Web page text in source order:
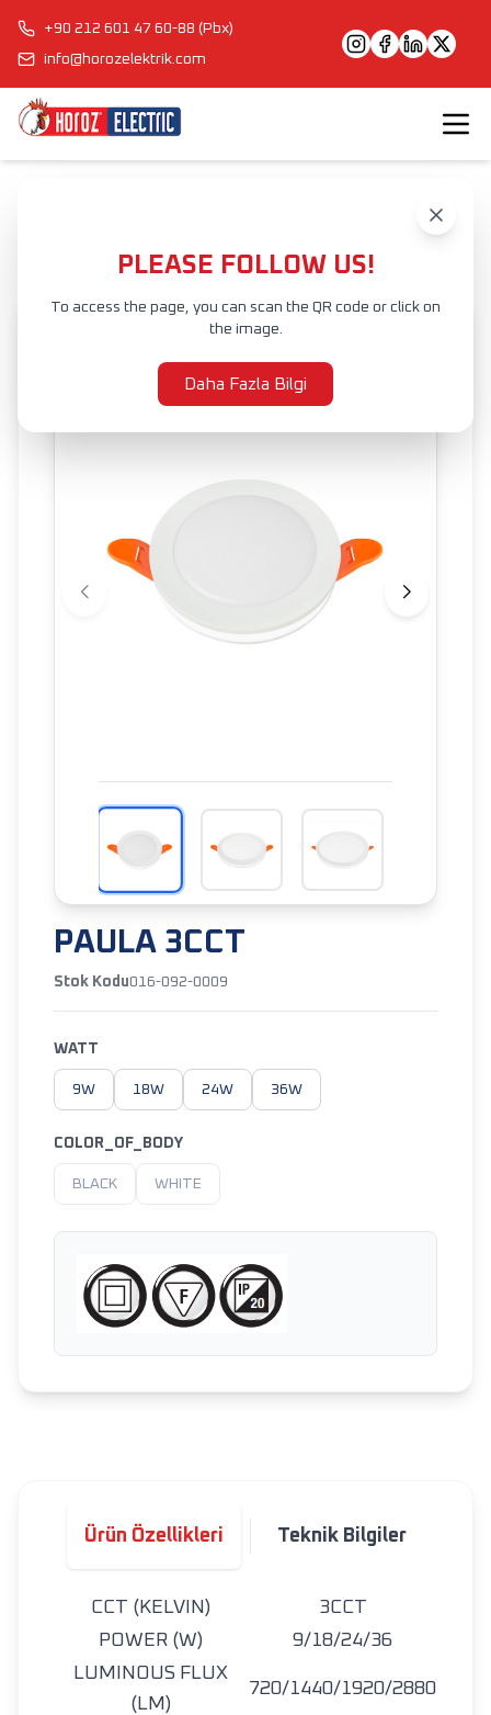
+90 212 601 47 60-88 (Pbx)
info@horozelektrik.com
PLEASE FOLLOW US!
To access the page, you can scan the QR code or click on
the image.
Daha Fazla Bilgi
PAULA 3CCT
Stok Kodu016-092-0009
WATT
9W 18W 24W 36W
COLOR_OF_BODY
BLACK WHITE
Ürün Özellikleri Teknik Bilgiler
CCT (KELVIN)
3CCT
POWER (W)
9/18/24/36
LUMINOUS FLUX
(LM)
720/1440/1920/2880